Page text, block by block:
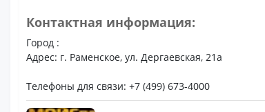
Контактная информация:
Город :
Адрес: г. Раменское, ул. Дергаевская, 21a
Телефоны для связи: +7 (499) 673-4000